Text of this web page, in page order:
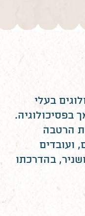
בעלי
בפסיכולוגיה.
הרטבה
ועובדים
בהדרכתו